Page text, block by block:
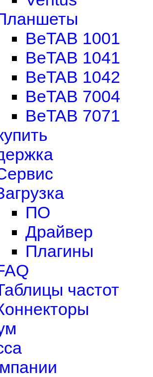
BeTAB 1001
BeTAB 1041
BeTAB 1042
BeTAB 7004
BeTAB 7071
ПО
Драйвер
Плагины
частот